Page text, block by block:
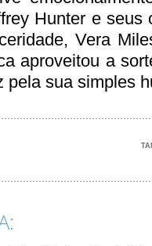
Hunter e seus
Vera
aproveitou a
pela sua simples